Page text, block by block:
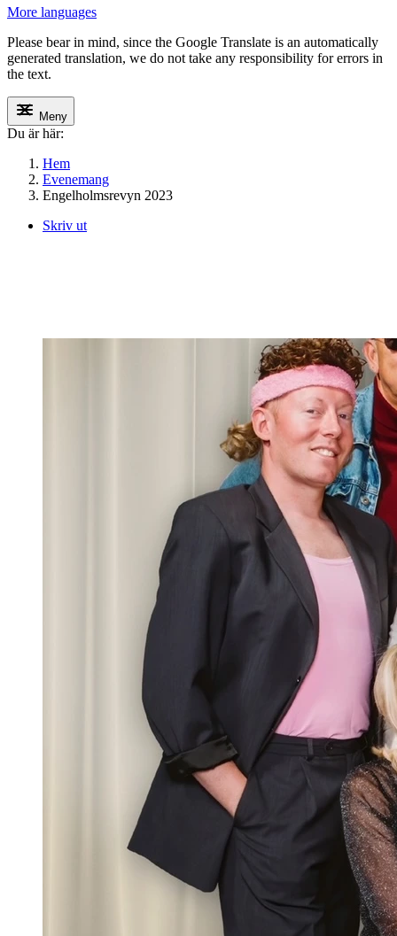
More languages
Please bear in mind, since the Google Translate is an automatically
generated translation, we do not take any responsibility for errors in
the text.
Meny
Du är här:
Hem
Evenemang
Engelholmsrevyn 2023
Skriv ut